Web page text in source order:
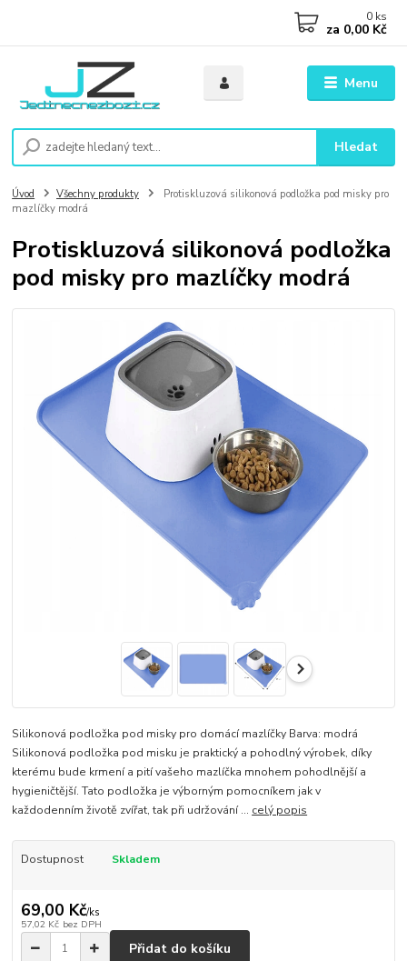
Menu
Hledat
0 ks
za 0,00 Kč
Úvod Všechny produkty
Protiskluzová silikonová podložka pod misky pro
mazlíčky modrá
Protiskluzová silikonová podložka
pod misky pro mazlíčky modrá
Silikonová podložka pod misky pro domácí mazlíčky Barva: modrá
Silikonová podložka pod misku je praktický a pohodlný výrobek, díky
kterému bude krmení a pití vašeho mazlíčka mnohem pohodlnější a
hygieničtější. Tato podložka je výborným pomocníkem jak v
každodenním životě zvířat, tak při udržování ... celý popis
Dostupnost Skladem
69,00 Kč/ks
57,02 Kč bez DPH
Přidat do košíku